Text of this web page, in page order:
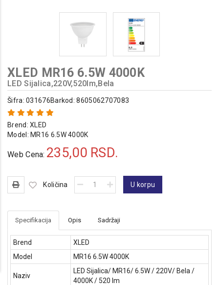
XLED MR16 6.5W 4000K
LED Sijalica,220V,520lm,Bela
Šifra: 031676Barkod: 8605062707083
Brend:XLED
Model: MR16 6.5W 4000K
Web Cena: 235,00 RSD.
Količina U korpu
Specifikacija Opis Sadržaji
Brend
XLED
Model
MR16 6.5W 4000K
Naziv
LED Sijalica/ MR16/ 6.5W / 220V/ Bela /
4000K / 520 lm